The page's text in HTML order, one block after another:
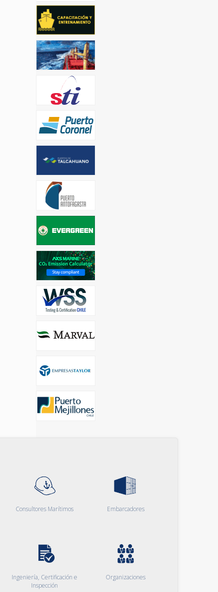
Consultores Marítimos Embarcadores
Ingeniería, Certificación e
Inspección
Organizaciones